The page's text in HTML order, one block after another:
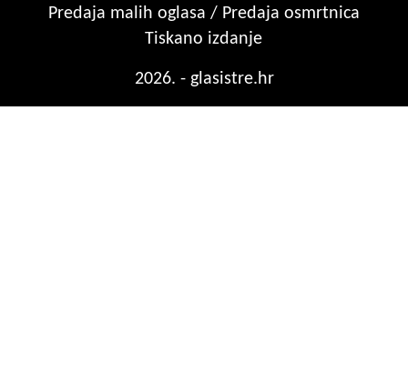
Predaja malih oglasa / Predaja osmrtnica
Tiskano izdanje
2026. - glasistre.hr